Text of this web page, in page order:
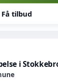
Få tilbud
i